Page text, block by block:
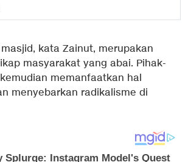
kata Zainut, merupakan
masyarakat yang abai. Pihak-
memanfaatkan hal
menyebarkan radikalisme di